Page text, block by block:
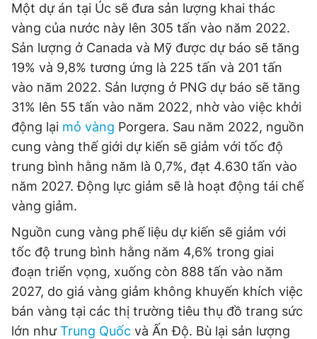
Một dự án tại Úc ​​sẽ đưa sản lượng khai thác
vàng của nước này lên 305 tấn vào năm 2022.
Sản lượng ở Canada và Mỹ được dự báo sẽ tăng
19% và 9,8% tương ứng là 225 tấn và 201 tấn
vào năm 2022. Sản lượng ở PNG dự báo sẽ tăng
31% lên 55 tấn vào năm 2022, nhờ vào việc khởi
động lại mỏ vàng Porgera. Sau năm 2022, nguồn
cung vàng thế giới dự kiến ​​sẽ giảm với tốc độ
trung bình hằng năm là 0,7%, đạt 4.630 tấn vào
năm 2027. Động lực giảm sẽ là hoạt động tái chế
vàng giảm.
Nguồn cung vàng phế liệu dự kiến ​​sẽ giảm với
tốc độ trung bình hằng năm 4,6% trong giai
đoạn triển vọng, xuống còn 888 tấn vào năm
2027, do giá vàng giảm không khuyến khích việc
bán vàng tại các thị trường tiêu thụ đồ trang sức
lớn nhưTrung Quốc và Ấn Độ. Bù lại sản lượng